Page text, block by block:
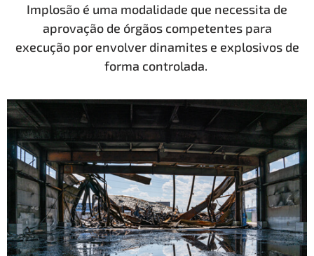
Implosão é uma modalidade que necessita de
aprovação de órgãos competentes para
execução por envolver dinamites e explosivos de
forma controlada.